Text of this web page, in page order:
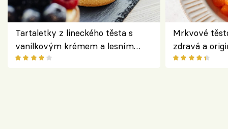
Tartaletky z lineckého těsta s
vanilkovým krémem a lesním
ovocem podle Bread Society
Mrkvové
zdravá a
klasiky